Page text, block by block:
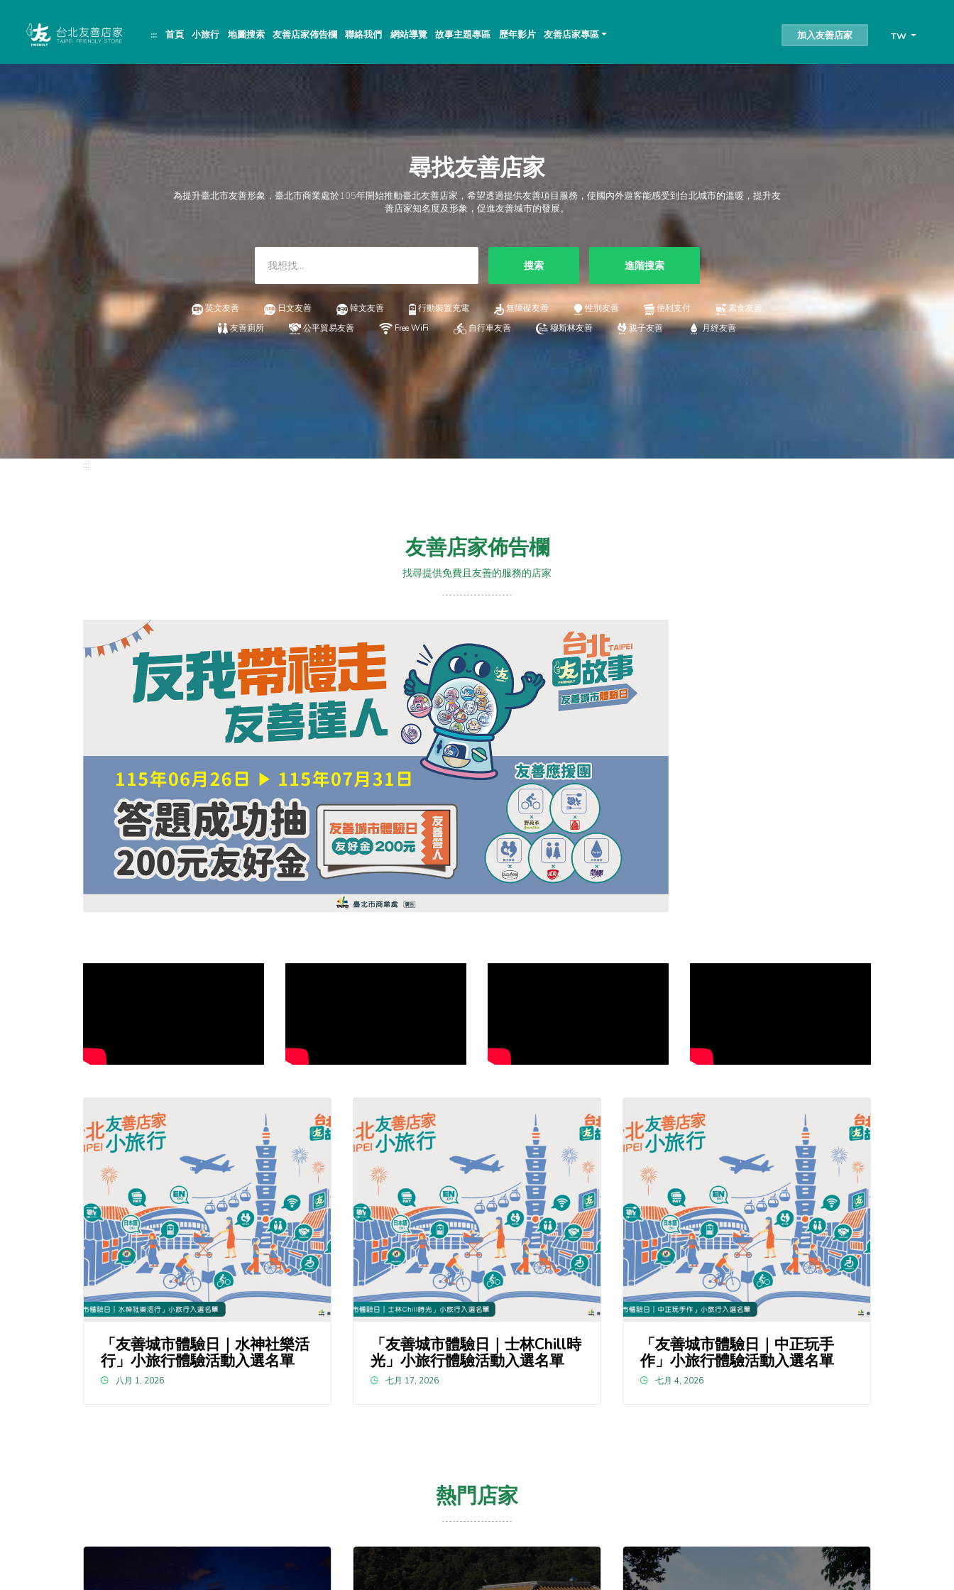
容
::: 首頁 小旅行 地圖搜索 友善店家佈告欄 聯絡我們 網站導覽 故事主題專區 歷年影片 友善店家專區 加入友善店家 TW
尋找友善店家
為提升臺北市友善形象，臺北市商業處於105年開始推動臺北友善店家，希望透過提供友善項目服務，使國內外遊客能感受到台北城市的溫暖，提升友
善店家知名度及形象，促進友善城市的發展。
搜索 進階搜索
英文友善 日文友善 韓文友善 行動裝置充電 無障礙友善 性別友善 便利支付
素食友善
友善廁所
公平貿易友善 Free WiFi 自行車友善 穆斯林友善 親子友善 月經友善
:::
友善店家佈告欄
找尋提供免費且友善的服務的店家
「友善城市體驗日｜水神社樂活
行」小旅行體驗活動入選名單
八月 1, 2026
「友善城市體驗日｜士林Chill時
光」小旅行體驗活動入選名單
七月 17, 2026
「友善城市體驗日｜中正玩手
作」小旅行體驗活動入選名單
七月 4, 2026
熱門店家